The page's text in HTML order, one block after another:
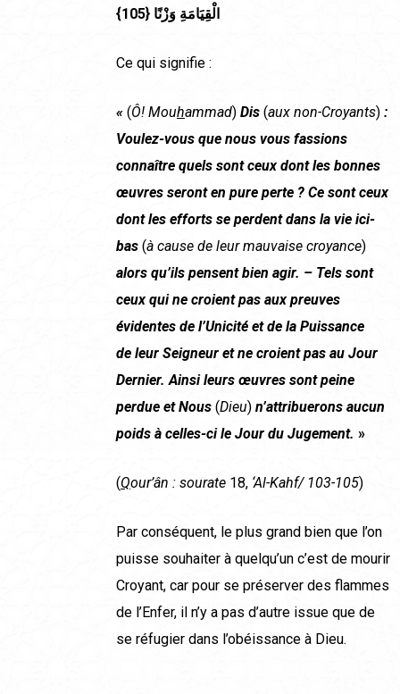
الْقِيَامَةِ وَزْنًا {105}
Ce qui signifie :
« (Ô! Mouhammad) Dis (aux non-Croyants) :
Voulez-vous que nous vous fassions
connaître quels sont ceux dont les bonnes
œuvres seront en pure perte ? Ce sont ceux
dont les efforts se perdent dans la vie ici-
bas (à cause de leur mauvaise croyance)
alors qu’ils pensent bien agir. – Tels sont
ceux qui ne croient pas aux preuves
évidentes de l’Unicité et de la Puissance
de leur Seigneur et ne croient pas au Jour
Dernier. Ainsi leurs œuvres sont peine
perdue et Nous (Dieu) n’attribuerons aucun
poids à celles-ci le Jour du Jugement. »
(Qour’ân : sourate 18, ‘Al-Kahf/ 103-105)
Par conséquent, le plus grand bien que l’on
puisse souhaiter à quelqu’un c’est de mourir
Croyant, car pour se préserver des flammes
de l’Enfer, il n’y a pas d’autre issue que de
se réfugier dans l’obéissance à Dieu.